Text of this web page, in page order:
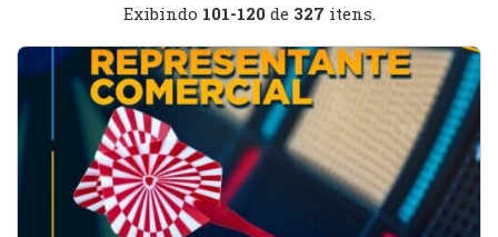
Exibindo 101-120de 327 itens.